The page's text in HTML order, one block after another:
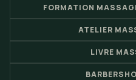
FORMATION
ATELIER
LIVRE